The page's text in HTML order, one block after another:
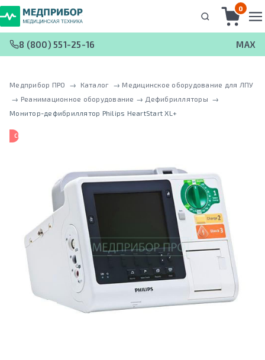
0
8 (800) 551-25-16 MAX
Медприбор ПРО → Каталог → Медицинское оборудование для ЛПУ
→ Реанимационное оборудование → Дефибрилляторы →
Монитор-дефибриллятор Philips HeartStart XL+
СНЯТ С ПРОИЗВОДСТВА